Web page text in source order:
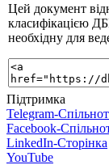
Цей документ
класифікацією
необхідну для
Підтримка
Telegram-
Facebook-
LinkedIn-Сторінка
YouTube